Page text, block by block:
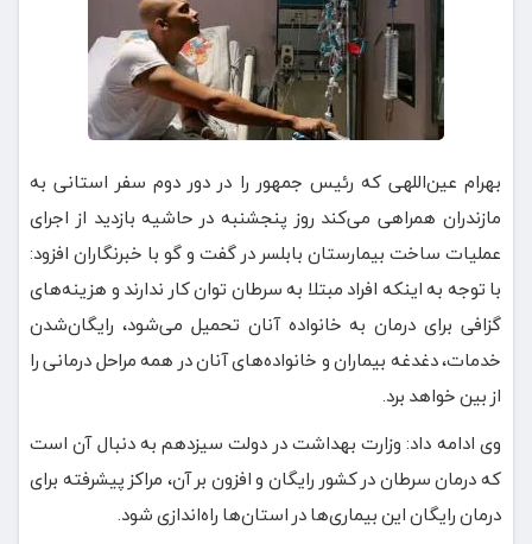
بهرام عین‌اللهی که رئیس جمهور را در دور دوم سفر استانی به
مازندران همراهی می‌کند روز پنجشنبه در حاشیه بازدید از اجرای
عملیات ساخت بیمارستان بابلسر در گفت و گو با خبرنگاران افزود:
با توجه به اینکه افراد مبتلا به سرطان توان کار ندارند و هزینه‌های
گزافی برای درمان به خانواده آنان تحمیل می‌شود، رایگان‌شدن
خدمات، دغدغه بیماران و خانواده‌های آنان در همه مراحل درمانی را
از بین خواهد برد.
وی ادامه داد: وزارت بهداشت در دولت سیزدهم به دنبال آن است
که درمان سرطان در کشور رایگان و افزون بر آن، مراکز پیشرفته‌ برای
درمان رایگان این بیماری‌ها در استان‌ها راه‌اندازی شود.